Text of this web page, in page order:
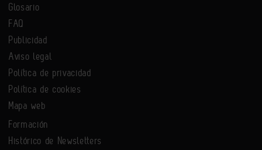
Glosario
FAQ
Publicidad
Aviso legal
Política de privacidad
Política de cookies
Mapa web
Formación
Histórico de Newsletters